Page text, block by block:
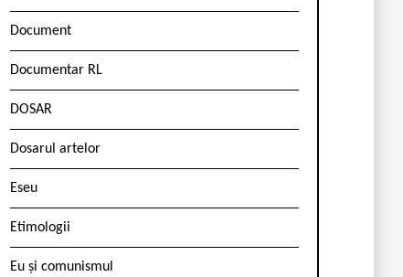
Document
Documentar RL
DOSAR
Dosarul artelor
Eseu
Etimologii
Eu și comunismul